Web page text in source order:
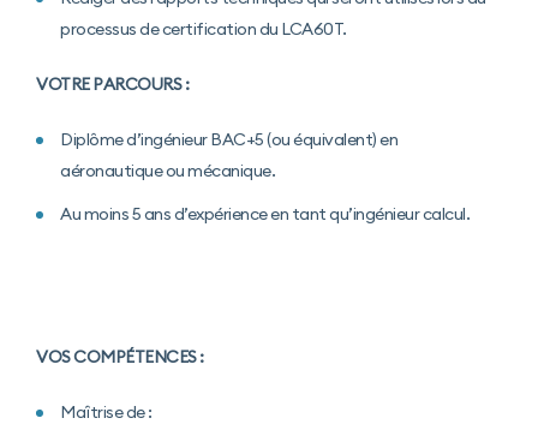
processus de certification du LCA60T.
VOTRE PARCOURS :
Diplôme d’ingénieur BAC+5 (ou équivalent) en
aéronautique ou mécanique.
Au moins 5 ans d’expérience en tant qu’ingénieur calcul.
VOS COMPÉTENCES :
Maîtrise de :